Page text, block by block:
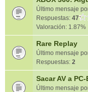
Último mensaje
Respuestas: 47
Valoración: 1.87%
Rare Replay
Último mensaje
Respuestas: 2
Sacar AV a
Último mensaje